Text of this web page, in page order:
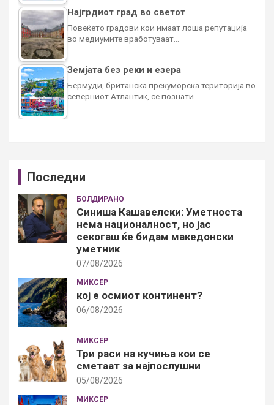
Најгрдиот град во светот
Повеќето градови кои имаат лоша репутација
во медиумите вработуваат…
Земјата без реки и езера
Бермуди, британска прекуморска територија во
северниот Атлантик, се познати…
Последни
БОЛДИРАНО
Синиша Кашавелски: Уметноста
нема националност, но јас
секогаш ќе бидам македонски
уметник
07/08/2026
МИКСЕР
кој е осмиот континент?
06/08/2026
МИКСЕР
Три раси на кучиња кои се
сметаат за најпослушни
05/08/2026
МИКСЕР